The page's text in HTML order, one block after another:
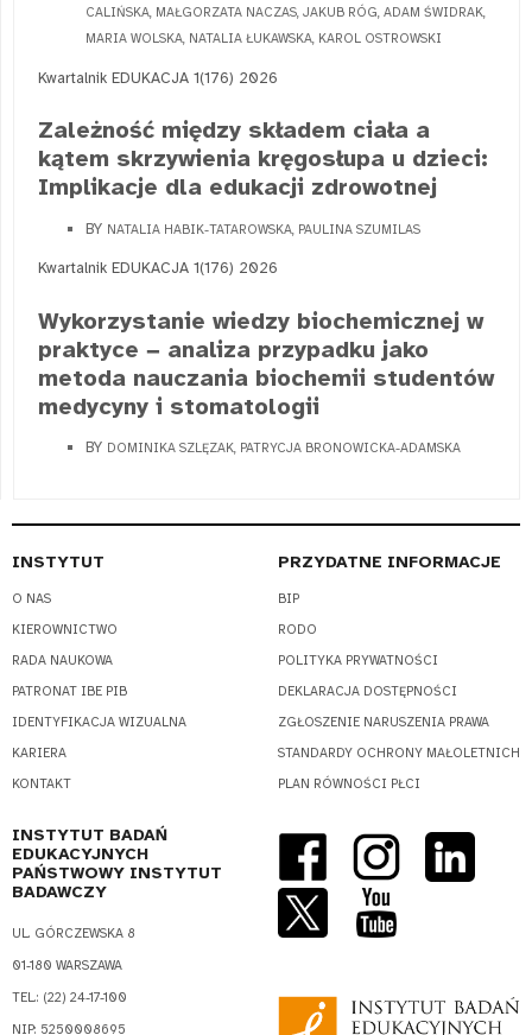
CALIŃSKA, MAŁGORZATA NACZAS, JAKUB RÓG, ADAM ŚWIDRAK,
MARIA WOLSKA, NATALIA ŁUKAWSKA, KAROL OSTROWSKI
Kwartalnik EDUKACJA 1(176) 2026
Zależność między składem ciała a
kątem skrzywienia kręgosłupa u dzieci:
Implikacje dla edukacji zdrowotnej
BY NATALIA HABIK-TATAROWSKA, PAULINA SZUMILAS
Kwartalnik EDUKACJA 1(176) 2026
Wykorzystanie wiedzy biochemicznej w
praktyce − analiza przypadku jako
metoda nauczania biochemii studentów
medycyny i stomatologii
BY DOMINIKA SZLĘZAK, PATRYCJA BRONOWICKA-ADAMSKA
INSTYTUT
O NAS
KIEROWNICTWO
RADA NAUKOWA
PATRONAT IBE PIB
IDENTYFIKACJA WIZUALNA
KARIERA
KONTAKT
PRZYDATNE INFORMACJE
BIP
RODO
POLITYKA PRYWATNOŚCI
DEKLARACJA DOSTĘPNOŚCI
ZGŁOSZENIE NARUSZENIA PRAWA
STANDARDY OCHRONY MAŁOLETNICH
PLAN RÓWNOŚCI PŁCI
INSTYTUT BADAŃ
EDUKACYJNYCH
PAŃSTWOWY INSTYTUT
BADAWCZY
UL. GÓRCZEWSKA 8
01-180 WARSZAWA
TEL.: (22) 24-17-100
NIP: 5250008695